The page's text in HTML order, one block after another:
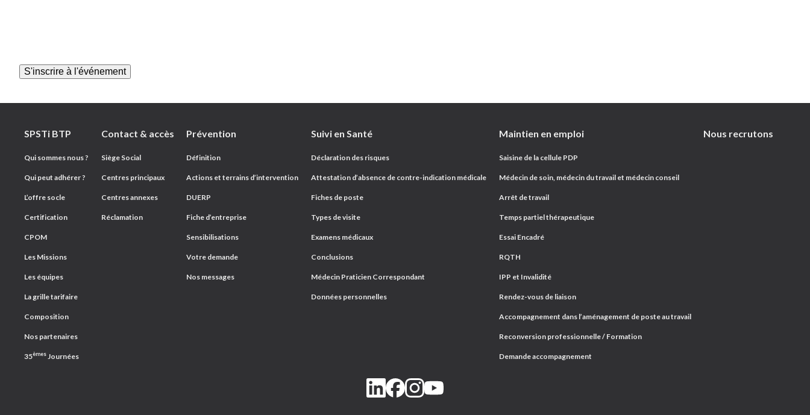
Plan du site
SPSTi BTP
Qui sommes nous ?
Qui peut adhérer ?
L’offre socle
Certification
CPOM
Les Missions
Les équipes
La grille tarifaire
Composition
Nos partenaires
35èmes Journées
Contact & accès
Siège Social
Centres principaux
Centres annexes
Réclamation
Prévention
Définition
Actions et terrains d’intervention
DUERP
Fiche d’entreprise
Sensibilisations
Votre demande
Nos messages
Suivi en Santé
Déclaration des risques
Attestation d’absence de contre-indication médicale
Fiches de poste
Types de visite
Examens médicaux
Conclusions
Médecin Praticien Correspondant
Données personnelles
Maintien en emploi
Saisine de la cellule PDP
Médecin de soin, médecin du travail et médecin conseil
Arrêt de travail
Temps partiel thérapeutique
Essai Encadré
RQTH
IPP et Invalidité
Rendez-vous de liaison
Accompagnement dans l’aménagement de poste au travail
Reconversion professionnelle / Formation
Demande accompagnement
Nous recrutons